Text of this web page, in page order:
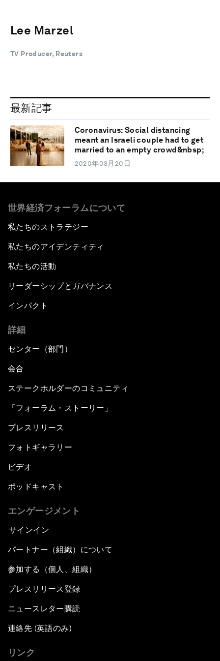
Lee Marzel
TV Producer, Reuters
最新記事
Coronavirus: Social distancing
meant an Israeli couple had to get
married to an empty crowd&nbsp;
2020年03月20日
世界経済フォーラムについて
私たちのストラテジー
私たちのアイデンティティ
私たちの活動
リーダーシップとガバナンス
インパクト
詳細
センター（部門）
会合
ステークホルダーのコミュニティ
「フォーラム・ストーリー」
プレスリリース
フォトギャラリー
ビデオ
ポッドキャスト
エンゲージメント
サインイン
パートナー（組織）について
参加する（個人、組織）
プレスリリース登録
ニュースレター購読
連絡先 (英語のみ)
リンク